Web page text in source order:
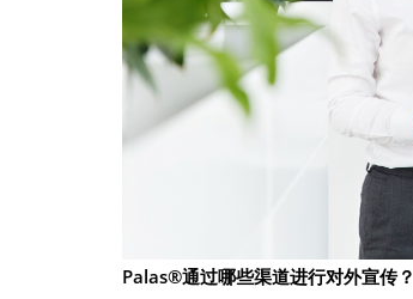
Palas®通过哪些渠道进行对外宣传？